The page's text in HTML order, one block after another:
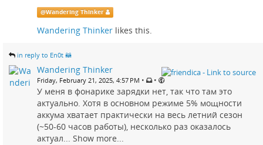
@Wandering Thinker
Wandering Thinker likes this.
in reply to En0t 🦝
Wandering Thinker
Friday, February 21, 2025, 4:57 PM • •
У меня в фонарике зарядки нет, так что там это
актуально. Хотя в основном режиме 5% мощности
аккума хватает практически на весь летний сезон
(~50-60 часов работы), несколько раз оказалось
актуал... Show more...